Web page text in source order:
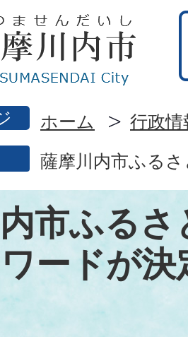
ホーム 行政情
薩摩川内市ふる
市ふるさ
ードが決